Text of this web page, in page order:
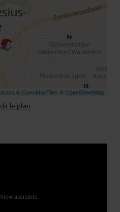
©OpenMapTiles ©OpenStreetMap
le plan